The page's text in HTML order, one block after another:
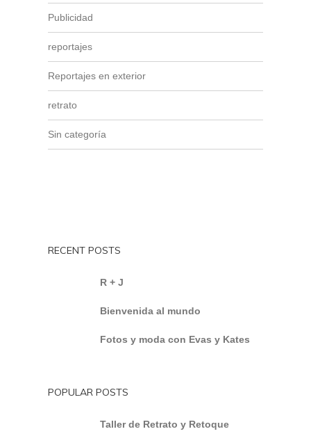
Publicidad
reportajes
Reportajes en exterior
retrato
Sin categoría
RECENT POSTS
R + J
Bienvenida al mundo
Fotos y moda con Evas y Kates
POPULAR POSTS
Taller de Retrato y Retoque